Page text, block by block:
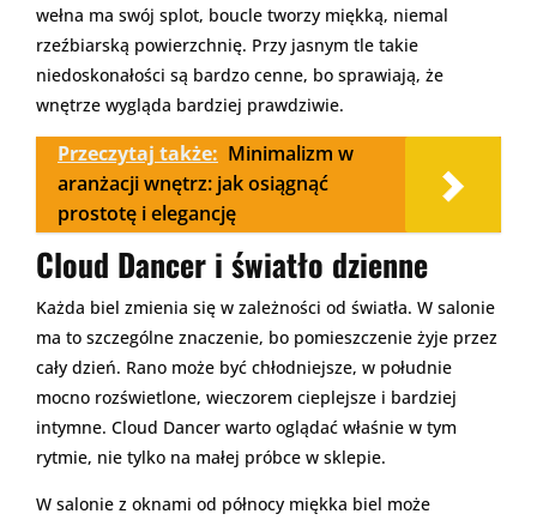
wełna ma swój splot, boucle tworzy miękką, niemal
rzeźbiarską powierzchnię. Przy jasnym tle takie
niedoskonałości są bardzo cenne, bo sprawiają, że
wnętrze wygląda bardziej prawdziwie.
Przeczytaj także: Minimalizm w
aranżacji wnętrz: jak osiągnąć
prostotę i elegancję
Cloud Dancer i światło dzienne
Każda biel zmienia się w zależności od światła. W salonie
ma to szczególne znaczenie, bo pomieszczenie żyje przez
cały dzień. Rano może być chłodniejsze, w południe
mocno rozświetlone, wieczorem cieplejsze i bardziej
intymne. Cloud Dancer warto oglądać właśnie w tym
rytmie, nie tylko na małej próbce w sklepie.
W salonie z oknami od północy miękka biel może